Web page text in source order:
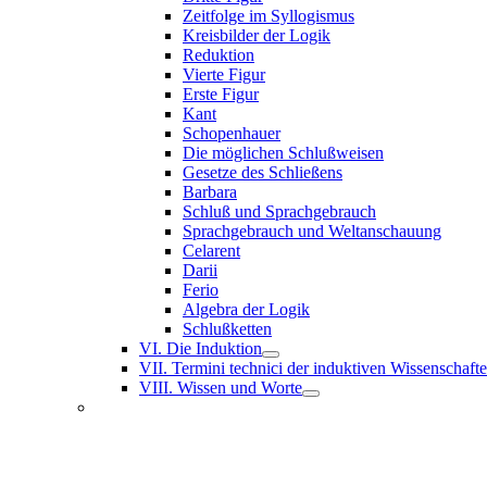
Zeitfolge im Syllogismus
Kreisbilder der Logik
Reduktion
Vierte Figur
Erste Figur
Kant
Schopenhauer
Die möglichen Schlußweisen
Gesetze des Schließens
Barbara
Schluß und Sprachgebrauch
Sprachgebrauch und Weltanschauung
Celarent
Darii
Ferio
Algebra der Logik
Schlußketten
VI. Die Induktion
VII. Termini technici der induktiven
VIII. Wissen und Worte